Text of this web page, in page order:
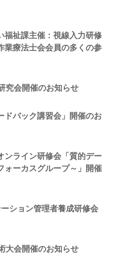
福祉課主催：視線入力研修
業療法士会会員の多くの参
究会開催のお知らせ
ドバック講習会」開催のお
ンライン研修会「質的デー
ォーカスグループ～」開催
ション管理者養成研修会
大会開催のお知らせ